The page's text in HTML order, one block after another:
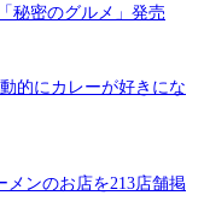
秘密のグルメ」発売
的にカレーが好きにな
ンのお店を213店舗掲